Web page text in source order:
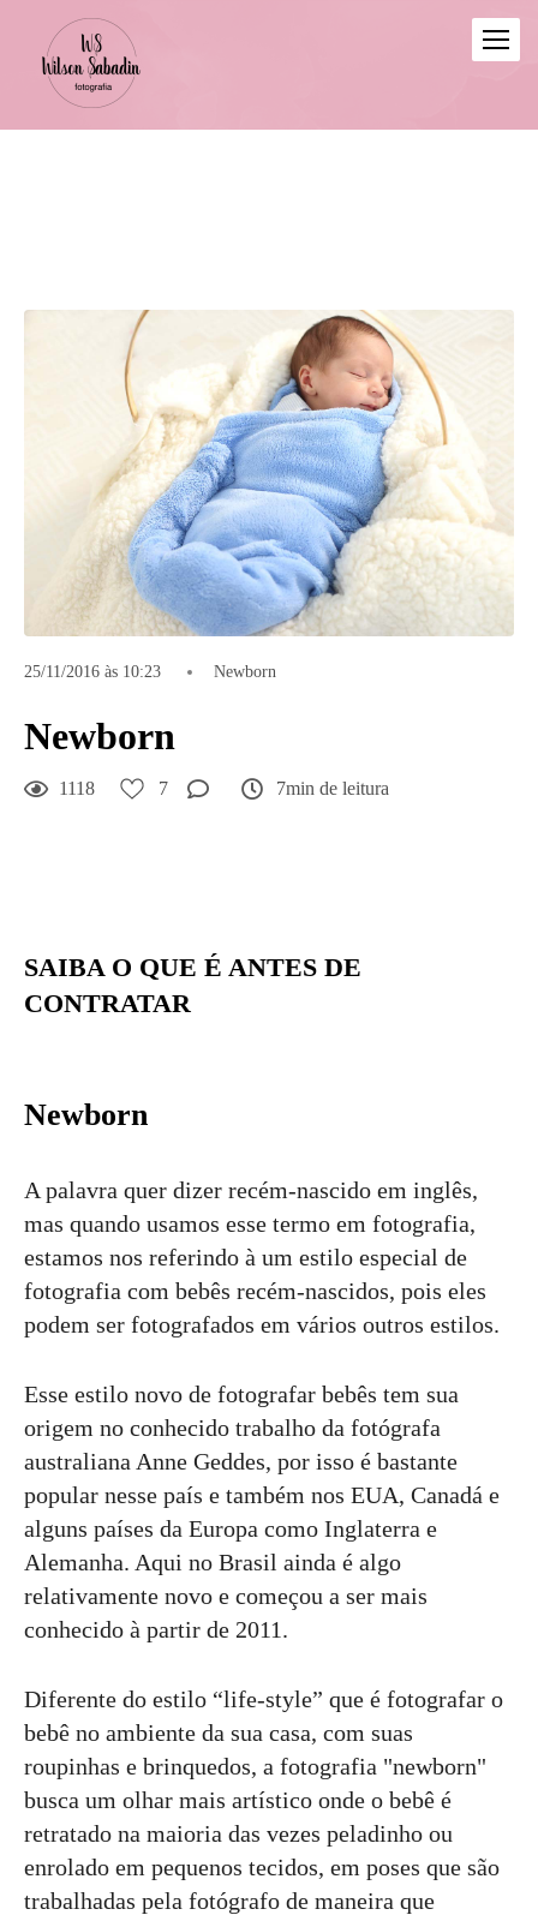
25/11/2016 às 10:23 Newborn
Newborn
1118 7 7min de leitura
SAIBA O QUE É ANTES DE
CONTRATAR
Newborn
A palavra quer dizer recém-nascido em inglês,
mas quando usamos esse termo em fotografia,
estamos nos referindo à um estilo especial de
fotografia com bebês recém-nascidos, pois eles
podem ser fotografados em vários outros estilos.
Esse estilo novo de fotografar bebês tem sua
origem no conhecido trabalho da fotógrafa
australiana Anne Geddes, por isso é bastante
popular nesse país e também nos EUA, Canadá e
alguns países da Europa como Inglaterra e
Alemanha. Aqui no Brasil ainda é algo
relativamente novo e começou a ser mais
conhecido à partir de 2011.
Diferente do estilo “life-style” que é fotografar o
bebê no ambiente da sua casa, com suas
roupinhas e brinquedos, a fotografia "newborn"
busca um olhar mais artístico onde o bebê é
retratado na maioria das vezes peladinho ou
enrolado em pequenos tecidos, em poses que são
trabalhadas pela fotógrafo de maneira que